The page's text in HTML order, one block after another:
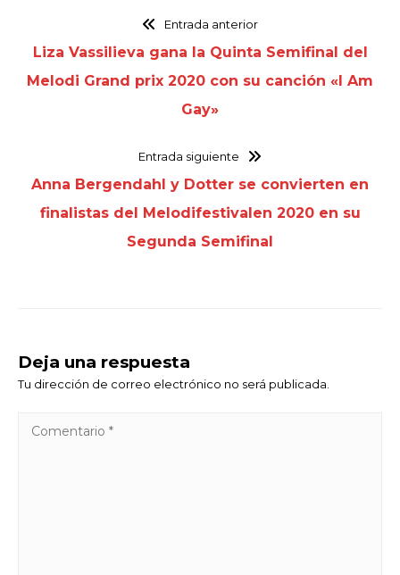
Entrada anterior
Liza Vassilieva gana la Quinta Semifinal del
Melodi Grand prix 2020 con su canción «I Am
Gay»
Entrada siguiente
Anna Bergendahl y Dotter se convierten en
finalistas del Melodifestivalen 2020 en su
Segunda Semifinal
Deja una respuesta
Tu dirección de correo electrónico no será publicada.